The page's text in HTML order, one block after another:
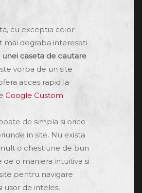
cu exceptia celor
mai degraba interesati
unei caseta de cautare
vorba de un site
acces rapid la
Google Custom
de simpla si orice
in site. Nu exista
o chestiune de bun
o maniera intuitiva si
pentru navigare
usor de inteles,